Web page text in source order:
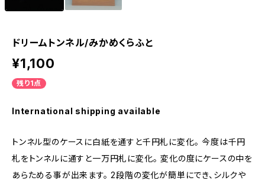
ドリームトンネル/みかめくらふと
¥1,100
残り1点
International shipping available
トンネル型のケースに白紙を通すと千円札に変化。 今度は千円
札をトンネルに通すと一万円札に変化。 変化の度にケースの中を
あらためる事が出来ます。 2段階の変化が簡単にでき、シルクや